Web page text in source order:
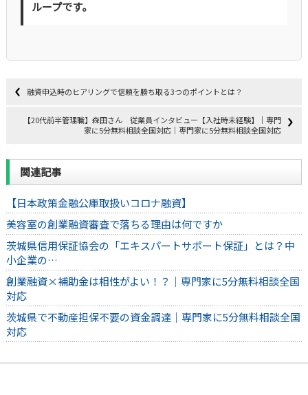
ループです。
融資申込時のヒアリングで信頼を勝ち取る3つのポイントとは？
【20代前半管理職】森田さん 従業員インタビュー【入社時未経験】｜専門
家に5分無料相談全国対応｜専門家に5分無料相談全国対応
関連記事
【日本政策金融公庫取扱いコロナ融資】
美容室の創業融資審査で落ちる理由は何ですか
茨城県信用保証協会の「エキスパートサポート保証」とは？中
小企業の…
創業融資×補助金は相性がよい！？｜専門家に5分無料相談全国
対応
茨城県で不動産担保不要の資金調達｜専門家に5分無料相談全国
対応